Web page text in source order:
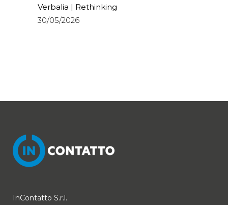
Verbalia | Rethinking
30/05/2026
InContatto S.r.l.